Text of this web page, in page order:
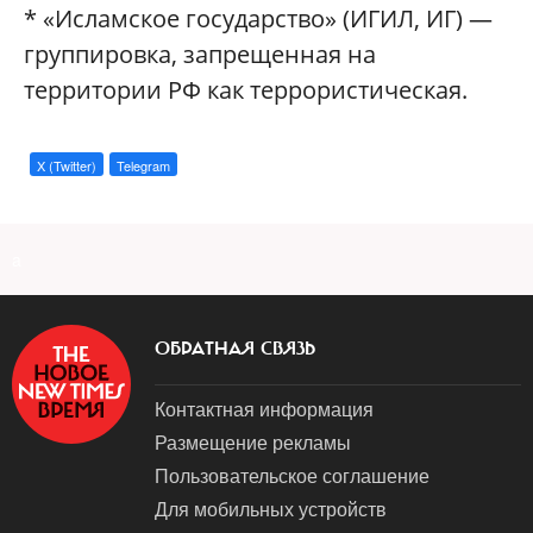
* «Исламское государство» (ИГИЛ, ИГ) —
группировка, запрещенная на
территории РФ как террористическая.
X (Twitter) Telegram
ОБРАТНАЯ СВЯЗЬ
Контактная информация
Размещение рекламы
Пользовательское соглашение
Для мобильных устройств